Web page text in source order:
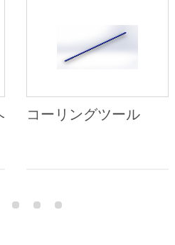
コーリングツール